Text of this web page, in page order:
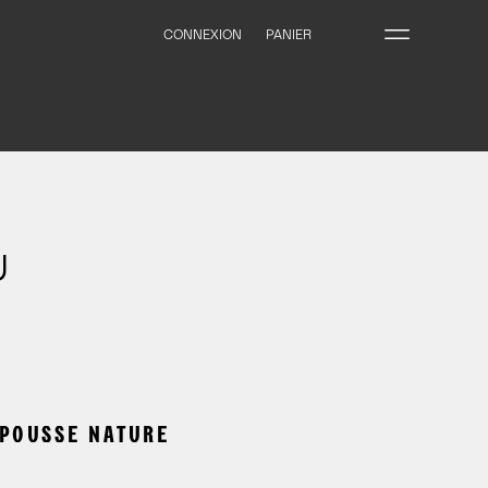
CONNEXION PANIER
NATURE